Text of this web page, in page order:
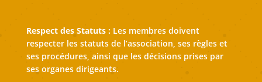
Respect des Statuts : Les membres doivent
respecter les statuts de l’association, ses règles et
ses procédures, ainsi que les décisions prises par
ses organes dirigeants.